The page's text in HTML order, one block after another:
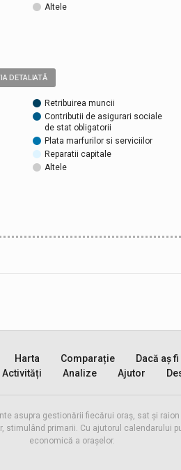
Altele
DETALIATĂ
Retribuirea muncii
Contributii de asigurari sociale
de stat obligatorii
Plata marfurilor si serviciilor
Reparatii capitale
Altele
Harta Comparație Dacă aș
Activități Analize Ajutor
asupra gestionării fiecărui oraș, sat și
primarii. Cu ajutorul calendarului
economică a orașelor.